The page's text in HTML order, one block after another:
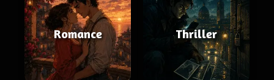
Romance Thriller